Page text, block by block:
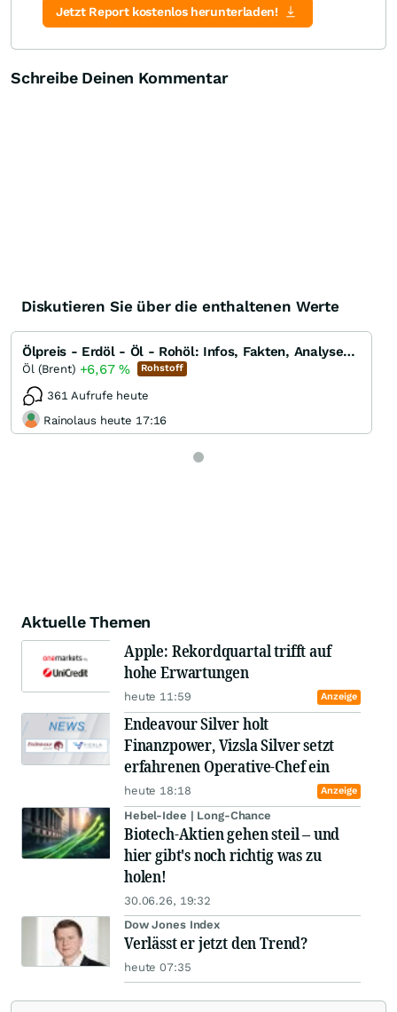
Zertifikate-Suche
Jetzt Report kostenlos herunterladen!
Schreibe Deinen Kommentar
Diskutieren Sie über die enthaltenen Werte
Ölpreis - Erdöl - Öl - Rohöl: Infos, Fakten, Analysen, Charts und Ausblick
Öl (Brent) +6,67 % Rohstoff
361 Aufrufe heute
Rainolaus heute 17:16
Aktuelle Themen
Apple: Rekordquartal trifft auf
hohe Erwartungen
heute 11:59 Anzeige
Endeavour Silver holt
Finanzpower, Vizsla Silver setzt
erfahrenen Operative-Chef ein
heute 18:18 Anzeige
Hebel-Idee | Long-Chance
Biotech-Aktien gehen steil – und
hier gibt's noch richtig was zu
holen!
30.06.26, 19:32
Dow Jones Index
Verlässt er jetzt den Trend?
heute 07:35